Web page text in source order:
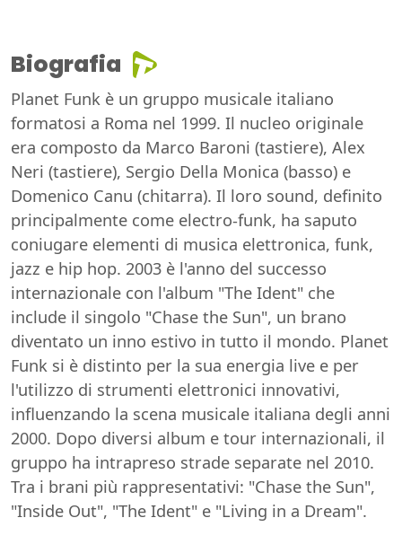
Biografia
Planet Funk è un gruppo musicale italiano
formatosi a Roma nel 1999. Il nucleo originale
era composto da Marco Baroni (tastiere), Alex
Neri (tastiere), Sergio Della Monica (basso) e
Domenico Canu (chitarra). Il loro sound, definito
principalmente come electro-funk, ha saputo
coniugare elementi di musica elettronica, funk,
jazz e hip hop. 2003 è l'anno del successo
internazionale con l'album "The Ident" che
include il singolo "Chase the Sun", un brano
diventato un inno estivo in tutto il mondo. Planet
Funk si è distinto per la sua energia live e per
l'utilizzo di strumenti elettronici innovativi,
influenzando la scena musicale italiana degli anni
2000. Dopo diversi album e tour internazionali, il
gruppo ha intrapreso strade separate nel 2010.
Tra i brani più rappresentativi: "Chase the Sun",
"Inside Out", "The Ident" e "Living in a Dream".